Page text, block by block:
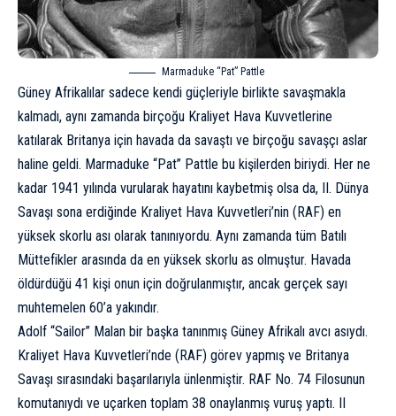
Marmaduke “Pat” Pattle
Güney Afrikalılar sadece kendi güçleriyle birlikte savaşmakla
kalmadı, aynı zamanda birçoğu Kraliyet Hava Kuvvetlerine
katılarak Britanya için havada da savaştı ve birçoğu savaşçı aslar
haline geldi. Marmaduke “Pat” Pattle bu kişilerden biriydi. Her ne
kadar 1941 yılında vurularak hayatını kaybetmiş olsa da, II. Dünya
Savaşı sona erdiğinde Kraliyet Hava Kuvvetleri’nin (RAF) en
yüksek skorlu ası olarak tanınıyordu. Aynı zamanda tüm Batılı
Müttefikler arasında da en yüksek skorlu as olmuştur. Havada
öldürdüğü 41 kişi onun için doğrulanmıştır, ancak gerçek sayı
muhtemelen 60’a yakındır.
Adolf “Sailor” Malan bir başka tanınmış Güney Afrikalı avcı asıydı.
Kraliyet Hava Kuvvetleri’nde (RAF) görev yapmış ve Britanya
Savaşı sırasındaki başarılarıyla ünlenmiştir. RAF No. 74 Filosunun
komutanıydı ve uçarken toplam 38 onaylanmış vuruş yaptı. II